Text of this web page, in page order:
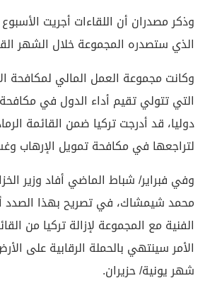
وذكر مصدران أن اللقاءات أجريت
الذي ستصدره المجموعة خلال الشهر
وكانت مجموعة العمل المالي لمكافحة
التي تتولي تقيم أداء الدول في مكافحة
لتراجعها في مكافحة تمويل الإرهاب
وفي فبراير/ شباط الماضي أفاد وزير
محمد شيمشاك، في تصريح بهذا الصدد
الفنية مع المجموعة لإزالة تركيا من
الأمر سينتهي بالحملة الرقابية على
شهر يونية/ حزيران.